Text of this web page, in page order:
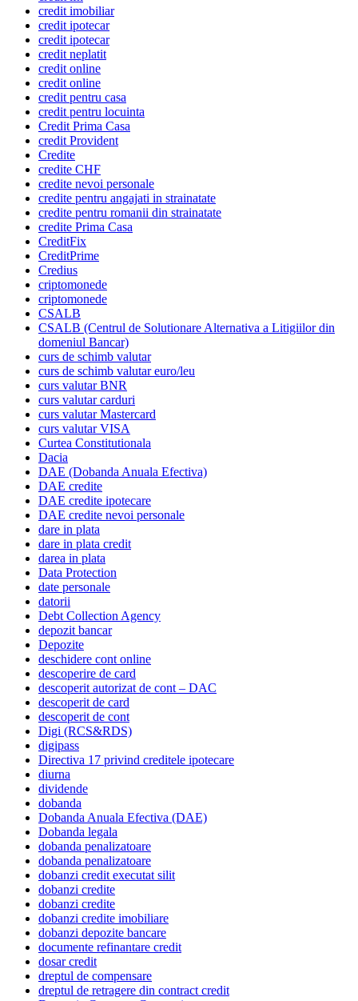
credit imobiliar
credit ipotecar
credit ipotecar
credit neplatit
credit online
credit online
credit pentru casa
credit pentru locuinta
Credit Prima Casa
credit Provident
Credite
credite CHF
credite nevoi personale
credite pentru angajati in strainatate
credite pentru romanii din strainatate
credite Prima Casa
CreditFix
CreditPrime
Credius
criptomonede
criptomonede
CSALB
CSALB (Centrul de Solutionare Alternativa a Litigiilor din
domeniul Bancar)
curs de schimb valutar
curs de schimb valutar euro/leu
curs valutar BNR
curs valutar carduri
curs valutar Mastercard
curs valutar VISA
Curtea Constitutionala
Dacia
DAE (Dobanda Anuala Efectiva)
DAE credite
DAE credite ipotecare
DAE credite nevoi personale
dare in plata
dare in plata credit
darea in plata
Data Protection
date personale
datorii
Debt Collection Agency
depozit bancar
Depozite
deschidere cont online
descoperire de card
descoperit autorizat de cont – DAC
descoperit de card
descoperit de cont
Digi (RCS&RDS)
digipass
Directiva 17 privind creditele ipotecare
diurna
dividende
dobanda
Dobanda Anuala Efectiva (DAE)
Dobanda legala
dobanda penalizatoare
dobanda penalizatoare
dobanzi credit executat silit
dobanzi credite
dobanzi credite
dobanzi credite imobiliare
dobanzi depozite bancare
documente refinantare credit
dosar credit
dreptul de compensare
dreptul de retragere din contract credit